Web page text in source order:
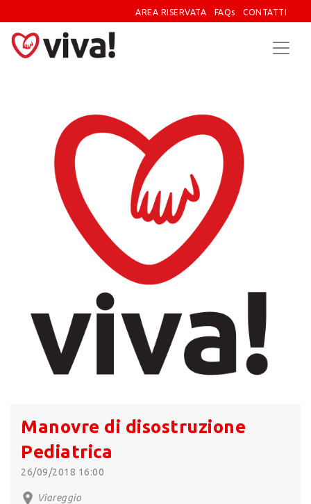
AREA RISERVATA FAQs CONTATTI
Manovre di disostruzione
Pediatrica
26/09/2018 16:00
Viareggio